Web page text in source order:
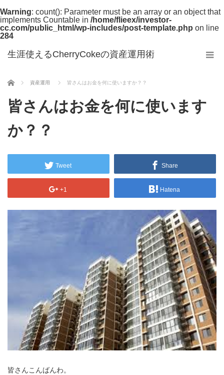
Warning: count(): Parameter must be an array or an object that
implements Countable in /home/flieex/investor-
cc.com/public_html/wp-includes/post-template.php on line
284
生涯使えるCherryCokeの資産運用術
ホーム 資産運用 皆さんはお金を何に使いますか？？
皆さんはお金を何に使います
か？？
Tweet Share
+1 Hatena
皆さんこんばんわ。